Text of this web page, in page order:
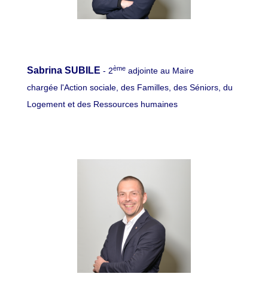
Sabrina SUBILE - 2ème adjointe au Maire
chargée l'Action sociale, des Familles, des Séniors, du
Logement et des Ressources humaines